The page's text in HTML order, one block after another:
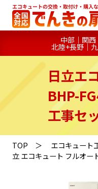
中部 関西
北陸+長野
日立エ
BHP-
工事セ
TOP エコキュート
立 エコキュート フルオー